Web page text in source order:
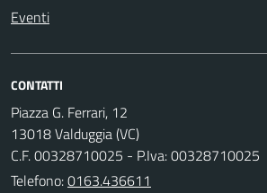
Eventi
CONTATTI
Piazza G. Ferrari, 12
13018 Valduggia (VC)
C.F. 00328710025 - P.Iva: 00328710025
Telefono:0163.436611